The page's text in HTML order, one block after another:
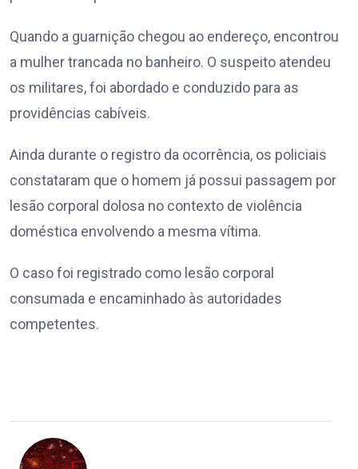
Quando a guarnição chegou ao endereço, encontrou
a mulher trancada no banheiro. O suspeito atendeu
os militares, foi abordado e conduzido para as
providências cabíveis.
Ainda durante o registro da ocorrência, os policiais
constataram que o homem já possui passagem por
lesão corporal dolosa no contexto de violência
doméstica envolvendo a mesma vítima.
O caso foi registrado como lesão corporal
consumada e encaminhado às autoridades
competentes.